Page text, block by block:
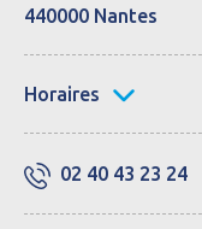
440000 Nantes
Horaires
02 40 43 23 24